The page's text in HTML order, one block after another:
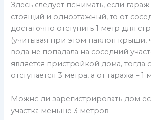
Здесь следует понимать, если
стоящий и одноэтажный, то от
достаточно отступить 1 метр для
(учитывая при этом наклон крыши,
вода не попадала на соседний
является пристройкой дома, тогда
отступается 3 метра, а от гаража – 1
Можно ли зарегистрировать дом
участка меньше 3 метров